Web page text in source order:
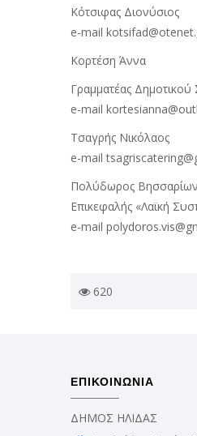
Κότσιφας Διονύσιος
e-mail
Κορτέση Άννα
Γραμματέας
e-mail
Τσαγρής Νικόλαος
e-mail
Πολύδωρος Βησσαρίων
Eπικεφαλής «Λαϊκή
e-mail
620
ΕΠΙΚΟΙΝΩΝΙΑ
ΔΗΜΟΣ ΗΛΙΔΑΣ